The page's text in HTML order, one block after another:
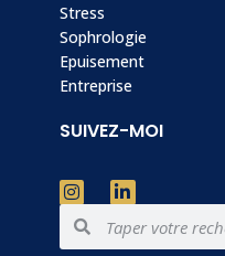
Stress
Sophrologie
Epuisement
Entreprise
SUIVEZ-MOI